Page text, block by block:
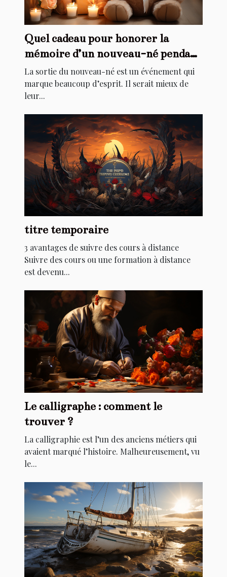
Quel cadeau pour honorer la
mémoire d’un nouveau-né pendant
son baptême ?
La sortie du nouveau-né est un événement qui
marque beaucoup d’esprit. Il serait mieux de
leur...
titre temporaire
3 avantages de suivre des cours à distance
Suivre des cours ou une formation à distance
est devenu...
Le calligraphe : comment le
trouver ?
La calligraphie est l’un des anciens métiers qui
avaient marqué l’histoire. Malheureusement, vu
le...